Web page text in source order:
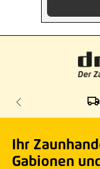
Ihr
Gabionen